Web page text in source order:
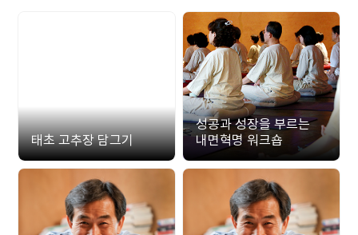
태초 고추장 담그기
성공과 성장을 부르는
내면혁명 워크숍